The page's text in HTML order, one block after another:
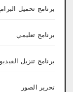
برنامج تحميل
برنامج تعليمي
برنامج تنزيل الفيديو
تحرير الصور